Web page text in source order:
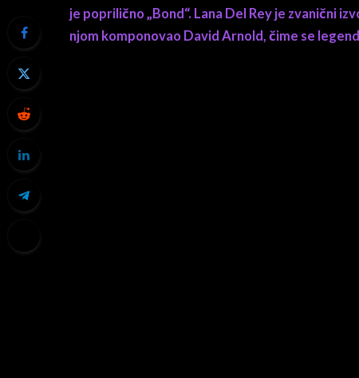
je poprilično „Bond“. Lana Del Rey je zvanični
njom komponovao David Arnold, čime se